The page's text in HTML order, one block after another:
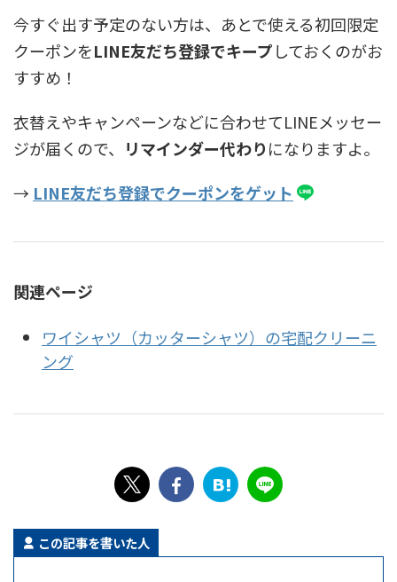
今すぐ出す予定のない方は、あとで使える初回限定
クーポンをLINE友だち登録でキープしておくのがお
すすめ！
衣替えやキャンペーンなどに合わせてLINEメッセー
ジが届くので、
リマインダー代わりになりますよ。
→ LINE友だち登録でクーポンをゲット
関連ページ
ワイシャツ（カッターシャツ）の宅配クリーニ
ング
この記事を書いた人